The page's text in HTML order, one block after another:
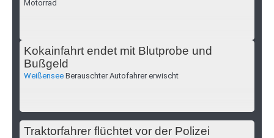
Motorrad
Kokainfahrt endet mit Blutprobe und
Bußgeld
Weißensee Berauschter Autofahrer erwischt
Traktorfahrer flüchtet vor der Polizei